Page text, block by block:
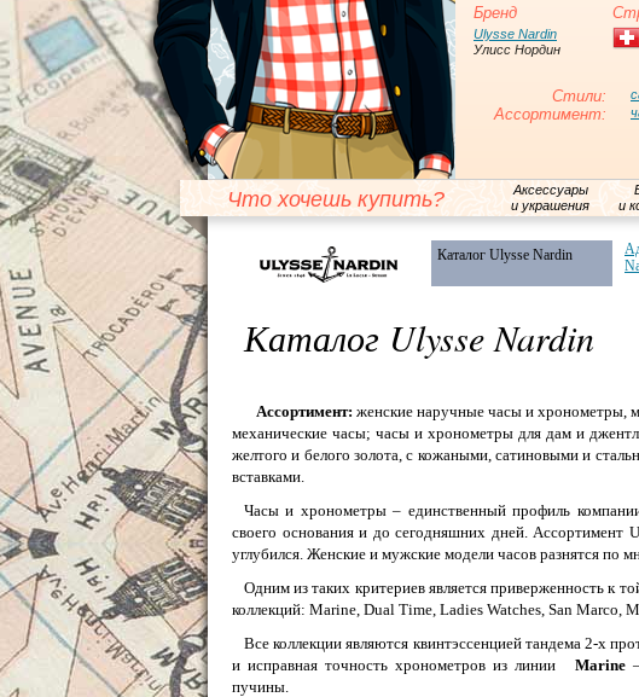
Бренд
Ulysse Nardin
Улисс Нордин
Стили:
Ассортимент:
Что хочешь купить?
Аксессуары
и украшения
и
Каталог Ulysse Nardin
Каталог Ulysse Nardin
Ассортимент: женские наручные часы и хронометры,
механические часы; часы и хронометры для дам и
желтого и белого золота, с кожаными, сатиновыми и
вставками.
Часы и хронометры – единственный профиль
своего основания и до сегодняшних дней.
углубился. Женские и мужские модели часов разнятся по
Одним из таких критериев является приверженность к
коллекций: Marine, Dual Time, Ladies Watches, San Marco,
Все коллекции являются квинтэссенцией тандема 2-х
и исправная точность хронометров из линии
Marine–
пучины.